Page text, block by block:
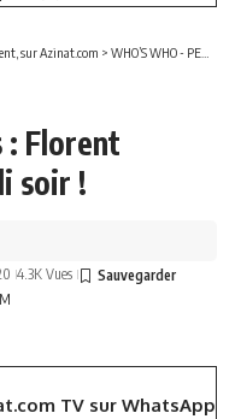
sur Azinat.com > WHO’S WHO - PERSONNALITÉS
: Florent
soir !
4.3K Vues
TV sur WhatsApp